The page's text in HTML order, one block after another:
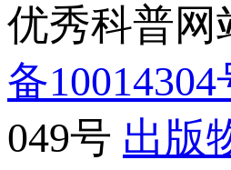
优秀科普网
备10014304
049号 出版